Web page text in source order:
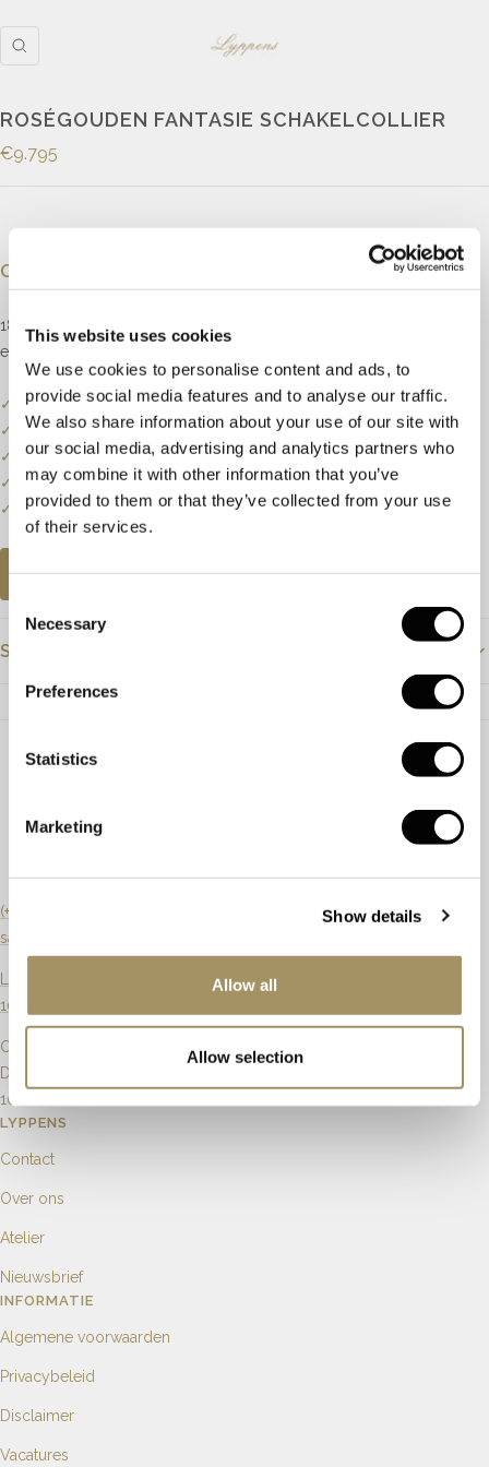
This website uses cookies
We use cookies to personalise content and ads, to
provide social media features and to analyse our traffic.
We also share information about your use of our site with
our social media, advertising and analytics partners who
may combine it with other information that you’ve
provided to them or that they’ve collected from your use
of their services.
Consent
Selection
Necessary
Preferences
Statistics
Marketing
Show details
Allow all
Allow selection
ROSÉGOUDEN FANTASIE SCHAKELCOLLIER
€9.795
Omschrijving
18kt roségouden fantasie schakelcollier opgebouwd uit grote
en kleine ovale schakels.
✓
Onze website dient als online etalage.
✓
Bel of mail ons voor de actuele voorraadstatus.
✓
Prijzen kunnen onderhevig zijn aan veranderingen.
✓
Een klein deel van onze collectie staat online.
✓
Bezoek onze winkel voor de volledige collectie.
AFSPRAAK PLANNEN
Specificaties
Materiaal
(+31) 20 6270901
sales@lyppens.nl
1012 GB Amsterdam
Openingstijden
Dinsdag t/m Zaterdag
10.00 tot 18.00
LYPPENS
Contact
Over ons
Atelier
Nieuwsbrief
INFORMATIE
Algemene voorwaarden
Privacybeleid
Disclaimer
Vacatures